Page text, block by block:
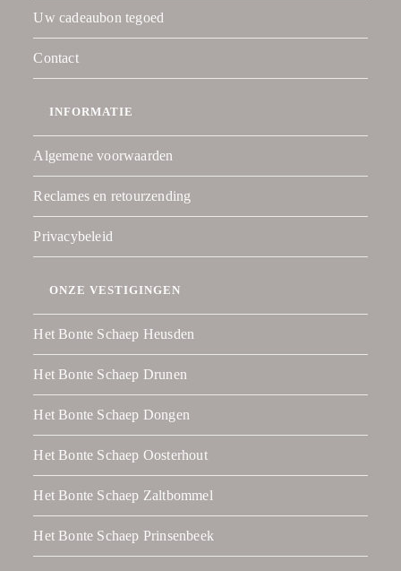
Uw cadeaubon tegoed
Contact
INFORMATIE
Algemene voorwaarden
Reclames en retourzending
Privacybeleid
ONZE VESTIGINGEN
Het Bonte Schaep Heusden
Het Bonte Schaep Drunen
Het Bonte Schaep Dongen
Het Bonte Schaep Oosterhout
Het Bonte Schaep Zaltbommel
Het Bonte Schaep Prinsenbeek